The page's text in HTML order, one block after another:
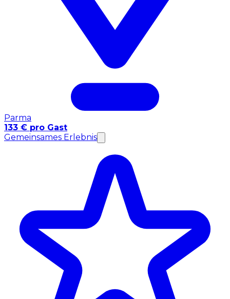
Parma
133 € pro Gast
Gemeinsames Erlebnis